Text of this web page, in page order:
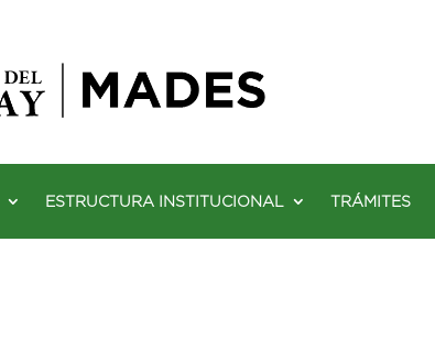
ESTRUCTURA INSTITUCIONAL TRÁMITES